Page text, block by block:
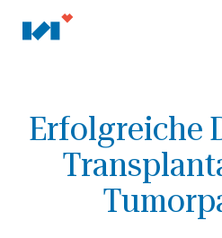
Erfolgreiche